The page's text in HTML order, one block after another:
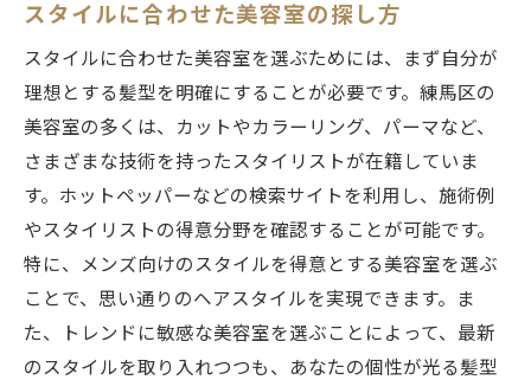
美容室で試したい新しいメンズスタイル
スタイル革命がもたらす自分の変化
美容室が提案する未来のメンズスタイル
美容室選びで変わる練馬区メンズの自信
自信を引き出す美容室選びの重要性
理想の自分を叶える美容室の見つけ方
美容室選びがメンズの印象を変える理由
美容室でのスタイルが与える自己肯定感
スタイルに合わせた美容室の探し方
スタイルに合わせた美容室を選ぶためには、まず自分が
理想とする髪型を明確にすることが必要です。練馬区の
美容室の多くは、カットやカラーリング、パーマなど、
さまざまな技術を持ったスタイリストが在籍していま
す。ホットペッパーなどの検索サイトを利用し、施術例
やスタイリストの得意分野を確認することが可能です。
特に、メンズ向けのスタイルを得意とする美容室を選ぶ
ことで、思い通りのヘアスタイルを実現できます。ま
た、トレンドに敏感な美容室を選ぶことによって、最新
のスタイルを取り入れつつも、あなたの個性が光る髪型